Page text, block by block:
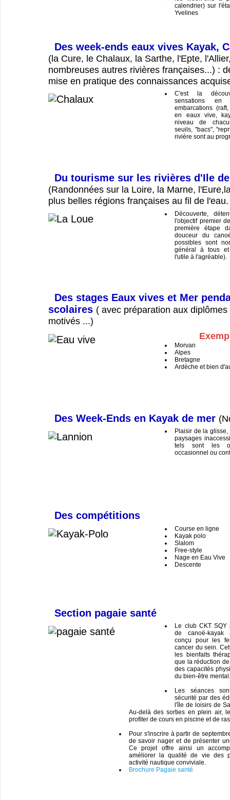
calendrier) sur
Yvelines
Des week-ends eaux vives Kayak,
(la Cure, le Chalaux, la Sarthe, l'Epte,
nombreuses autres rivières françaises...) :
mise en pratique des connaissances
C'est la
sensations en
embarcations
en eaux vive,
niveau de
seuils, "bacs",
rivière sont au
Du tourisme sur les rivières d'Ile
(Randonnées sur la Loire, la Marne,
plus belles régions françaises au fil de l'eau.
Découverte,
l'objectif premier
première étape
douceur du
possibles sont
général à tous
l'utile à l'agréable).
Des stages Eaux vives et Mer
scolaires ( avec préparation aux
motivés ...)
Morvan
Alpes
Bretagne
Ardèche et bien
Des Week-Ends en Kayak de mer
Plaisir de la
paysages
tels sont les
occasionnel ou
Des compétitions
Course en ligne
Kayak polo
Slalom
Free-style
Nage en Eau Vive
Descente
Section pagaie santé
Le club CKT SQY
de canoë-kayak
conçu pour les
cancer du sein.
les bienfaits
que la réduction
des capacités
du bien-être
Les séances
sécurité par des
l'île de loisirs de
Au-delà des sorties en plein air,
profiter de cours en piscine et de
Pour s'inscrire à partir de
de savoir nager et de présenter
Ce projet offre ainsi un
améliorer la qualité de vie des
activité nautique conviviale.
Brochure Pagaie santé